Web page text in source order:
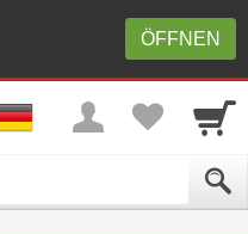
ÖFFNEN